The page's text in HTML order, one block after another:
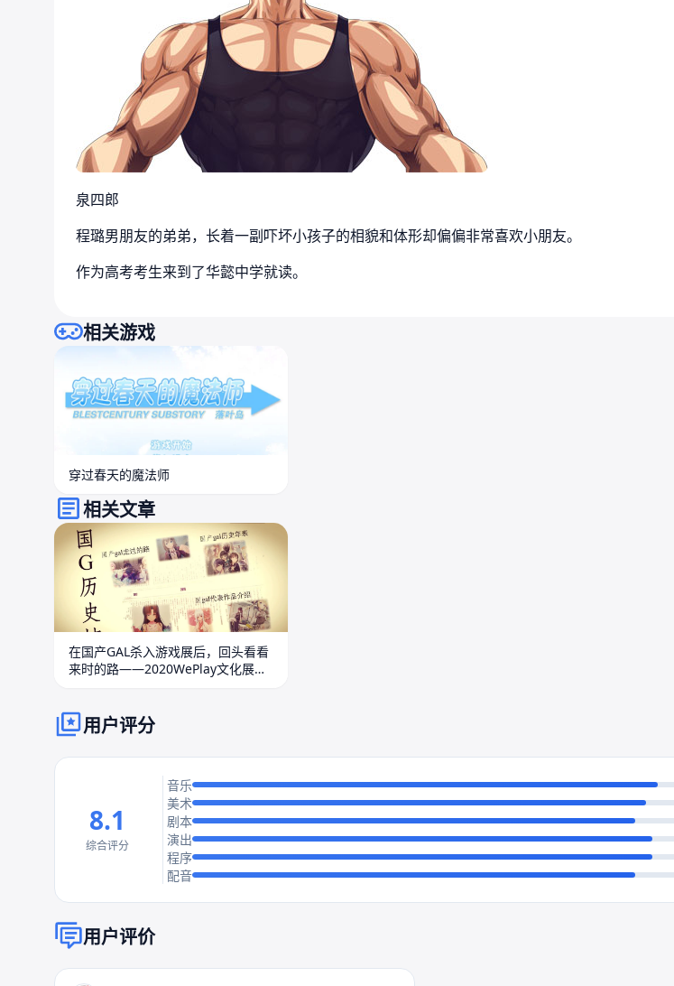
泉四郎
程璐男朋友的弟弟，长着一副吓坏小孩子的相貌和体形却偏偏非常喜欢小朋友。
作为高考考生来到了华懿中学就读。
相关游戏
穿过春天的魔法师
相关文章
在国产GAL杀入游戏展后，回头看看
来时的路——2020WePlay文化展文
用户评分
8.1
综合评分
音乐
美术
剧本
演出
程序
配音
用户评价